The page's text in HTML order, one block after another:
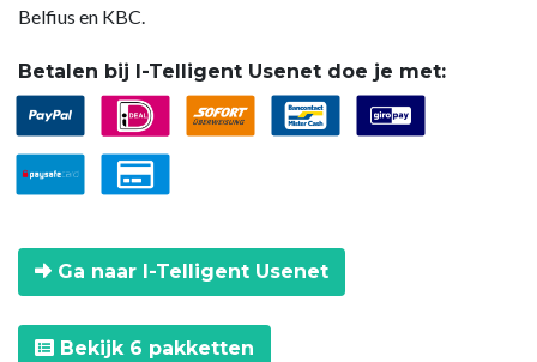
Belfius en KBC.
Betalen bij I-Telligent Usenet doe je met:
Ga naar I-Telligent Usenet
Bekijk 6 pakketten